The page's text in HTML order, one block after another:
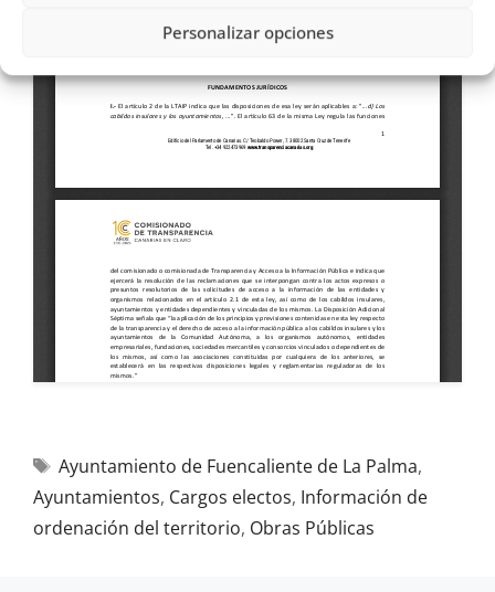
Personalizar opciones
Ayuntamiento de Fuencaliente de La Palma,
Ayuntamientos, Cargos electos, Información de
ordenación del territorio, Obras Públicas